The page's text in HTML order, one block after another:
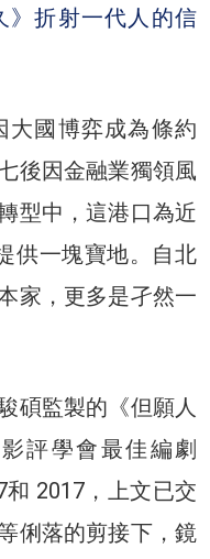
》折射一代人的信
大國博弈成為條約
後因金融業獨領風
型中，這港口為近
供一塊寶地。自北
家，更多是孑然一
碩監製的《但願人
評學會最佳編劇
2017，上文已交
俐落的剪接下，鏡